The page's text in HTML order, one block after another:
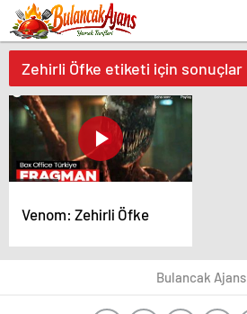
Zehirli Öfke etiketi için sonuçlar
Venom: Zehirli Öfke
Bulancak Ajans